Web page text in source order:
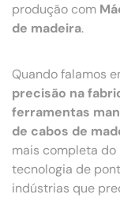
produção com
de madeira.
Quando falamos
precisão na
ferramentas
de cabos de
mais completa do
tecnologia de
indústrias que